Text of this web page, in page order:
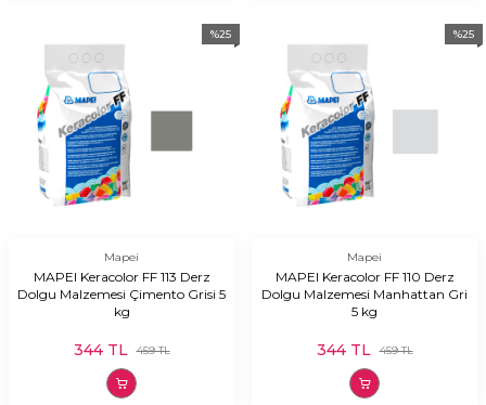
%25
Mapei
MAPEI Keracolor FF 113 Derz
Dolgu Malzemesi Çimento Grisi 5
kg
459TL
344TL
%25
Mapei
MAPEI Keracolor FF 110 Derz
Dolgu Malzemesi Manhattan Gri
5 kg
459TL
344TL